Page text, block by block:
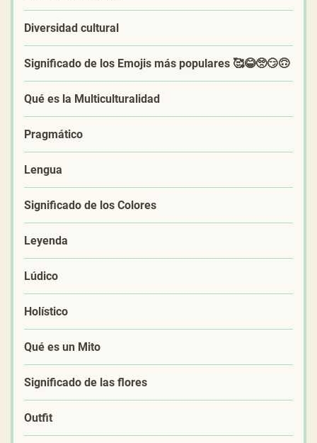
Diversidad cultural
Significado de los Emojis más populares 🥰😂🥺😏🙃
Qué es la Multiculturalidad
Pragmático
Lengua
Significado de los Colores
Leyenda
Lúdico
Holístico
Qué es un Mito
Significado de las flores
Outfit